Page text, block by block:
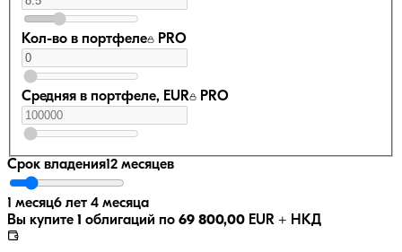
Кол-во в портфеле PRO
Средняя в портфеле, EUR PRO
Срок владения12 месяцев
1 месяц6 лет 4 месяца
Вы купите 1 облигаций по 69 800,00 EUR + НКД